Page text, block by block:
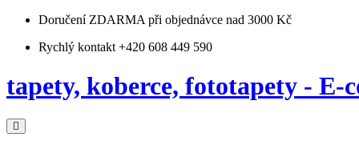
Doručení ZDARMA při objednávce nad 3000 Kč
Rychlý kontakt +420 608 449 590
tapety, koberce, fototapety - E-